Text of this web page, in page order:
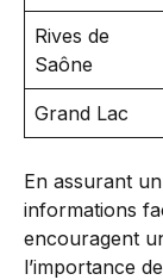
Rives de
Saône
Grand Lac
En assurant
informations
encouragent
l’importance